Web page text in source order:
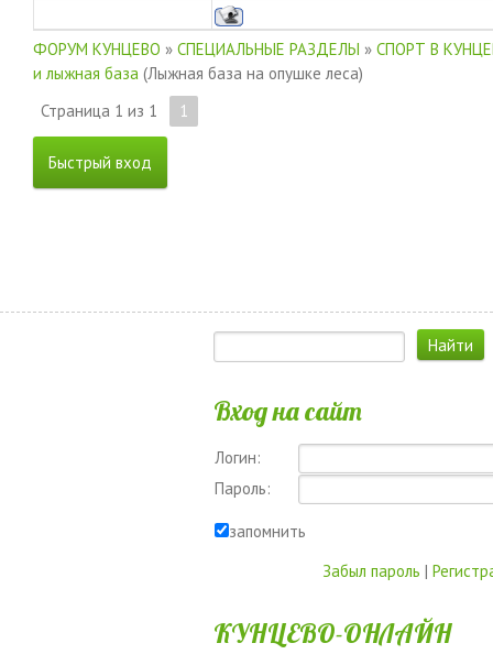
ФОРУМ КУНЦЕВО » СПЕЦИАЛЬНЫЕ РАЗДЕЛЫ » СПОРТ В
и лыжная база (Лыжная база на опушке леса)
Страница 1 из 1 1
Вход на сайт
Логин:
Пароль:
запомнить
Забыл пароль |
КУНЦЕВО-ОНЛАЙН